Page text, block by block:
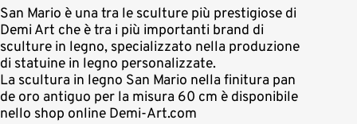
San Mario è una tra le sculture più prestigiose di
Demi Art che è tra i più importanti brand di
sculture in legno, specializzato nella produzione
di statuine in legno personalizzate.
La scultura in legno San Mario nella finitura pan
de oro antiguo per la misura 60 cm è disponibile
nello shop online Demi-Art.com